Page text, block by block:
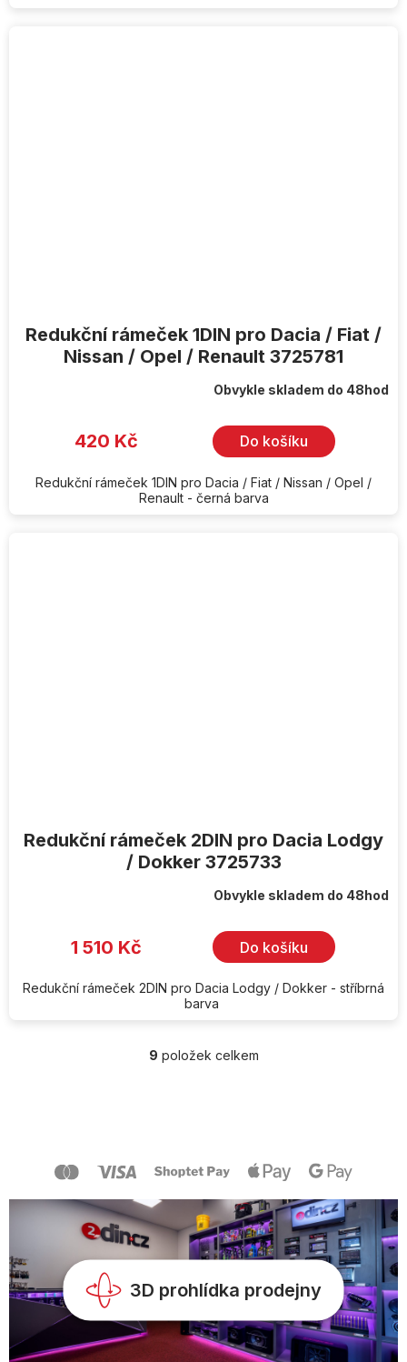
Redukční rámeček 1DIN pro Dacia / Fiat /
Nissan / Opel / Renault 3725781
Obvykle skladem do 48hod
420 Kč Do košíku
Redukční rámeček 1DIN pro Dacia / Fiat / Nissan / Opel /
Renault - černá barva
Redukční rámeček 2DIN pro Dacia Lodgy
/ Dokker 3725733
Obvykle skladem do 48hod
1 510 Kč Do košíku
Redukční rámeček 2DIN pro Dacia Lodgy / Dokker - stříbrná
barva
O
c
p
r
v
k
v
p
i
s
9 položek celkem
3D prohlídka prodejny